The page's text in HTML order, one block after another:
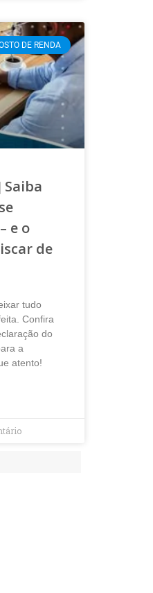
DE RENDA
Saiba
e o
de
tudo
Confira
do
a
atento!